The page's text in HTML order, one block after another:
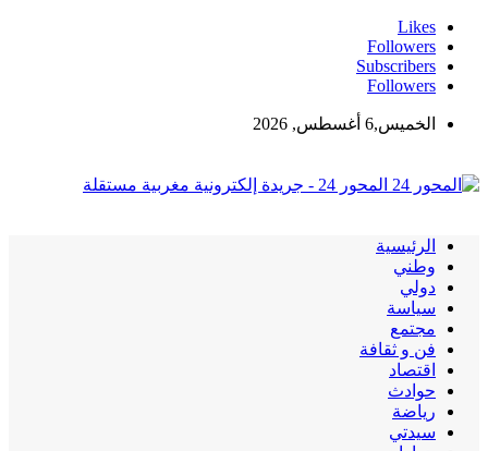
Likes
Followers
Subscribers
Followers
الخميس,6 أغسطس, 2026
المحور 24 - جريدة إلكترونية مغربية مستقلة
الرئيسية
وطني
دولي
سياسة
مجتمع
فن و ثقافة
اقتصاد
حوادث
رياضة
سيدتي